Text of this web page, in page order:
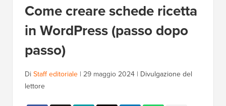
Come creare schede ricetta
in WordPress (passo dopo
passo)
Di Staff editoriale | 29 maggio 2024 | Divulgazione del
lettore